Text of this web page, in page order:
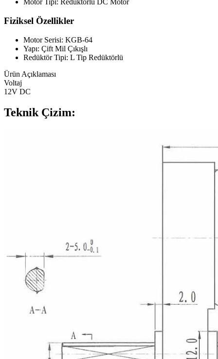
Motor Tipi: Redüktörlü DC Motor
Fiziksel Özellikler
Motor Serisi: KGB-64
Yapı: Çift Mil Çıkışlı
Redüktör Tipi: L Tip Redüktörlü
Ürün Açıklaması
Voltaj
12V DC
Teknik Çizim: